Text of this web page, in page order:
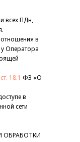
всех ПДн,
отношения в
Оператора
18.1 ФЗ «О
в
сети
ОБРАБОТКИ